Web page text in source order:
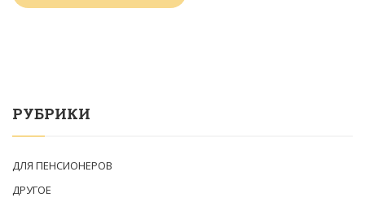
РУБРИКИ
ДЛЯ ПЕНСИОНЕРОВ
ДРУГОЕ